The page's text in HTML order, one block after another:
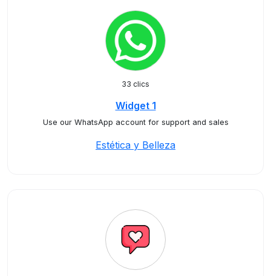
33 clics
Widget 1
Use our WhatsApp account for support and sales
Estética y Belleza